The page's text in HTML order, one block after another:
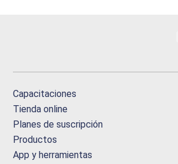
Capacitaciones
Tienda online
Planes de suscripción
Productos
App y herramientas